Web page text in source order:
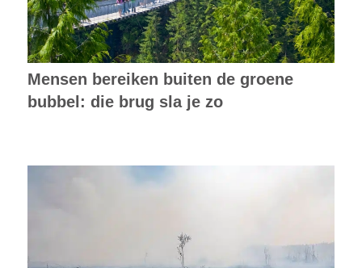
Mensen bereiken buiten de groene
bubbel: die brug sla je zo